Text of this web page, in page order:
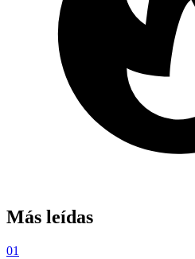
Más leídas
01